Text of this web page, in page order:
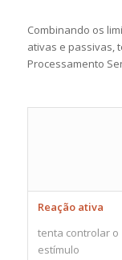
Combinando os
ativas e passivas,
Processamento
Reação ativa
tenta controlar o
estímulo